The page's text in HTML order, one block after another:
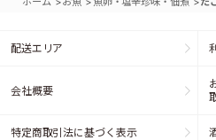
配送エリア
会社概要
特定商取引法に基づく表示